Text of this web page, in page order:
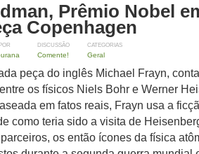
Prêmio Nobel
Copenhagen
DISCUSSÃO
Comente!
CATEGORIAS
Geral
peça do inglês Michael Frayn,
os físicos Niels Bohr e Werner
em fatos reais, Frayn usa a
como teria sido a visita de
os então ícones da física